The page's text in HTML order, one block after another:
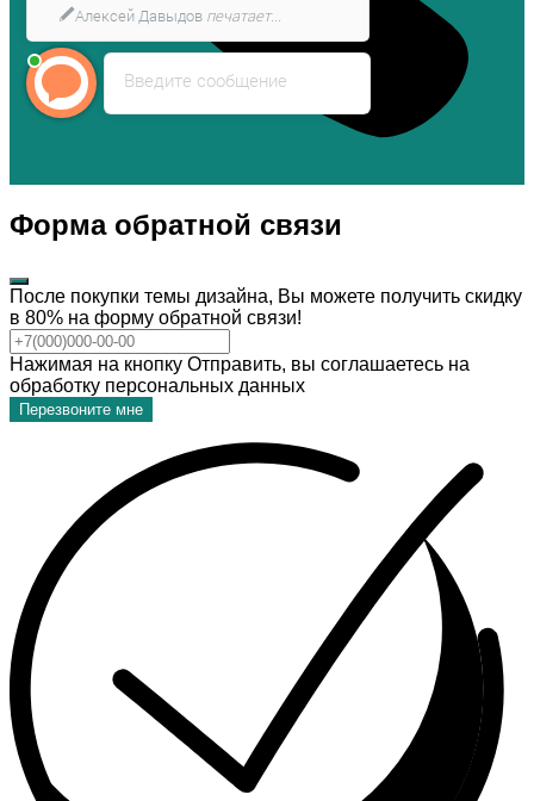
Форма обратной связи
После покупки темы дизайна, Вы можете получить скидку
в 80% на форму обратной связи!
Нажимая на кнопку Отправить, вы соглашаетесь на
обработку персональных данных
Перезвоните мне
Введите сообщение
Алексей Давыдов печатает...